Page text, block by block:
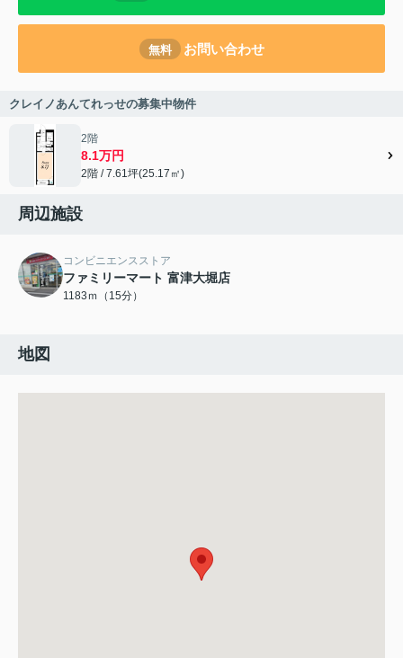
無料 お問い合わせ
クレイノあんてれっせの募集中物件
2階
8.1万円
2階 / 7.61坪(25.17㎡)
周辺施設
コンビニエンスストア
ファミリーマート 富津大堀店
1183ｍ（15分）
地図